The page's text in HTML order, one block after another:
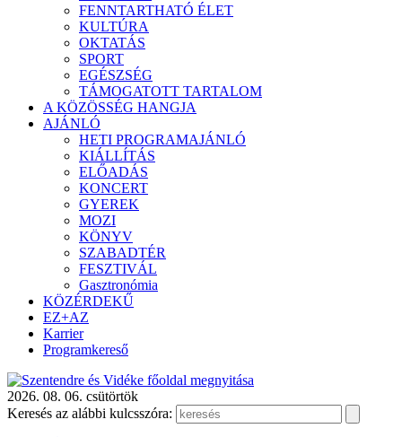
FENNTARTHATÓ ÉLET
KULTÚRA
OKTATÁS
SPORT
EGÉSZSÉG
TÁMOGATOTT TARTALOM
A KÖZÖSSÉG HANGJA
AJÁNLÓ
HETI PROGRAMAJÁNLÓ
KIÁLLÍTÁS
ELŐADÁS
KONCERT
GYEREK
MOZI
KÖNYV
SZABADTÉR
FESZTIVÁL
Gasztronómia
KÖZÉRDEKŰ
EZ+AZ
Karrier
Programkereső
2026. 08. 06. csütörtök
Keresés az alábbi kulcsszóra: